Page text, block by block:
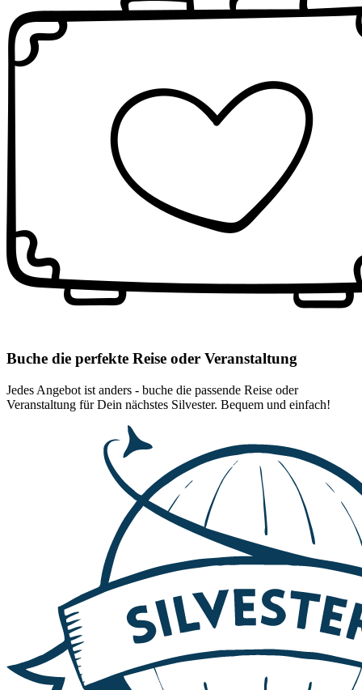
Buche die perfekte Reise oder Veranstaltung
Jedes Angebot ist anders - buche die passende Reise oder
Veranstaltung für Dein nächstes Silvester. Bequem und einfach!